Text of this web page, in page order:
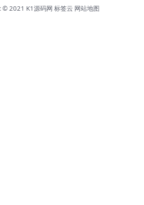
© 2021 K1源码网 标签云 网站地图